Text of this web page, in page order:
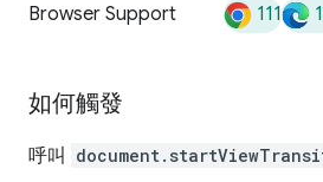
Browser Support 111
如何觸發
呼叫